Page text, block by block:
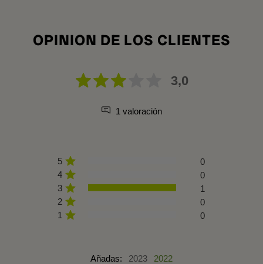
OPINION DE LOS CLIENTES
3,0
1 valoración
5
0
4
0
3
1
2
0
1
0
Añadas: 2023 2022